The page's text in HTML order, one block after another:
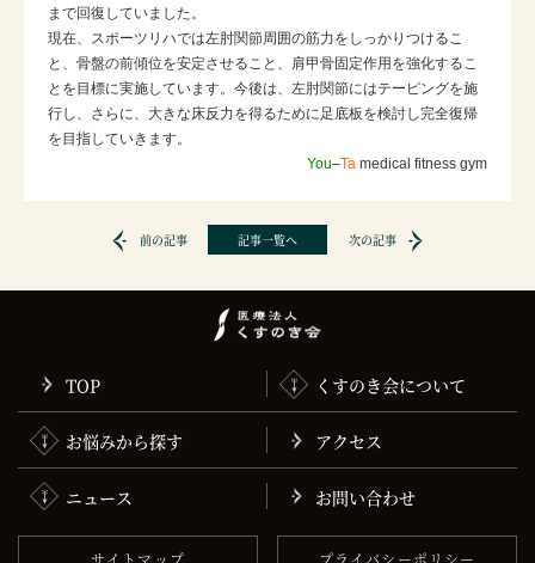
まで回復していました。
現在、スポーツリハでは左肘関節周囲の筋力をしっかりつけるこ
と、骨盤の前傾位を安定させること、肩甲骨固定作用を強化するこ
とを目標に実施しています。今後は、左肘関節にはテーピングを施
行し、さらに、大きな床反力を得るために足底板を検討し完全復帰
を目指していきます。
You–Ta medical fitness gym
前の記事 記事一覧へ 次の記事
TOP くすのき会について
お悩みから探す アクセス
ニュース お問い合わせ
サイトマップ プライバシーポリシー